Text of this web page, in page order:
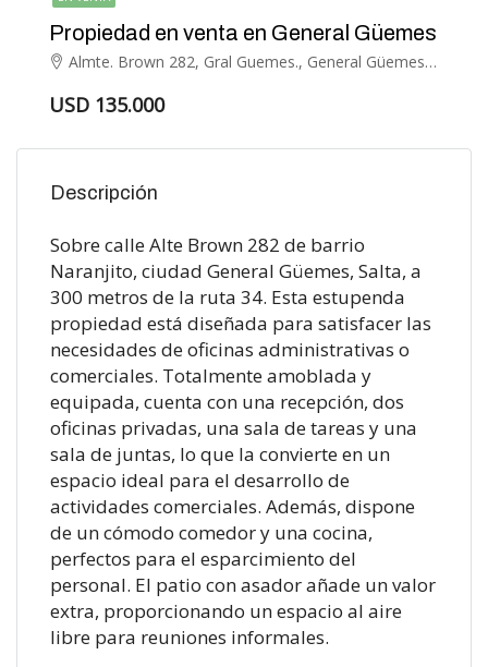
Propiedad en venta en General Güemes
Almte. Brown 282, Gral Guemes., General Güemes, General Güemes
USD 135.000
Descripción
Sobre calle Alte Brown 282 de barrio
Naranjito, ciudad General Güemes, Salta, a
300 metros de la ruta 34. Esta estupenda
propiedad está diseñada para satisfacer las
necesidades de oficinas administrativas o
comerciales. Totalmente amoblada y
equipada, cuenta con una recepción, dos
oficinas privadas, una sala de tareas y una
sala de juntas, lo que la convierte en un
espacio ideal para el desarrollo de
actividades comerciales. Además, dispone
de un cómodo comedor y una cocina,
perfectos para el esparcimiento del
personal. El patio con asador añade un valor
extra, proporcionando un espacio al aire
libre para reuniones informales.